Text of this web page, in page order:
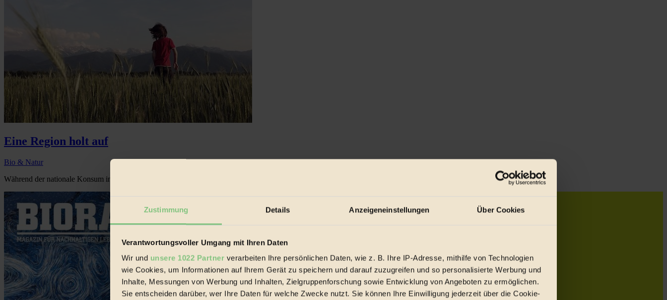
Zustimmung Details Anzeigeneinstellungen Über Cookies
Verantwortungsvoller Umgang mit Ihren Daten
Wir und unsere 1022 Partner verarbeiten Ihre persönlichen Daten, wie z. B. Ihre IP-Adresse, mithilfe von Technologien
wie Cookies, um Informationen auf Ihrem Gerät zu speichern und darauf zuzugreifen und so personalisierte Werbung und
Inhalte, Messungen von Werbung und Inhalten, Zielgruppenforschung sowie Entwicklung von Angeboten zu ermöglichen.
Sie entscheiden darüber, wer Ihre Daten für welche Zwecke nutzt. Sie können Ihre Einwilligung jederzeit über die Cookie-
Eine Region holt auf
Bio & Natur
Während der nationale Konsum in den meisten osteuropäischen Ländern erst im Anlaufen ist, haben sich Länder ...